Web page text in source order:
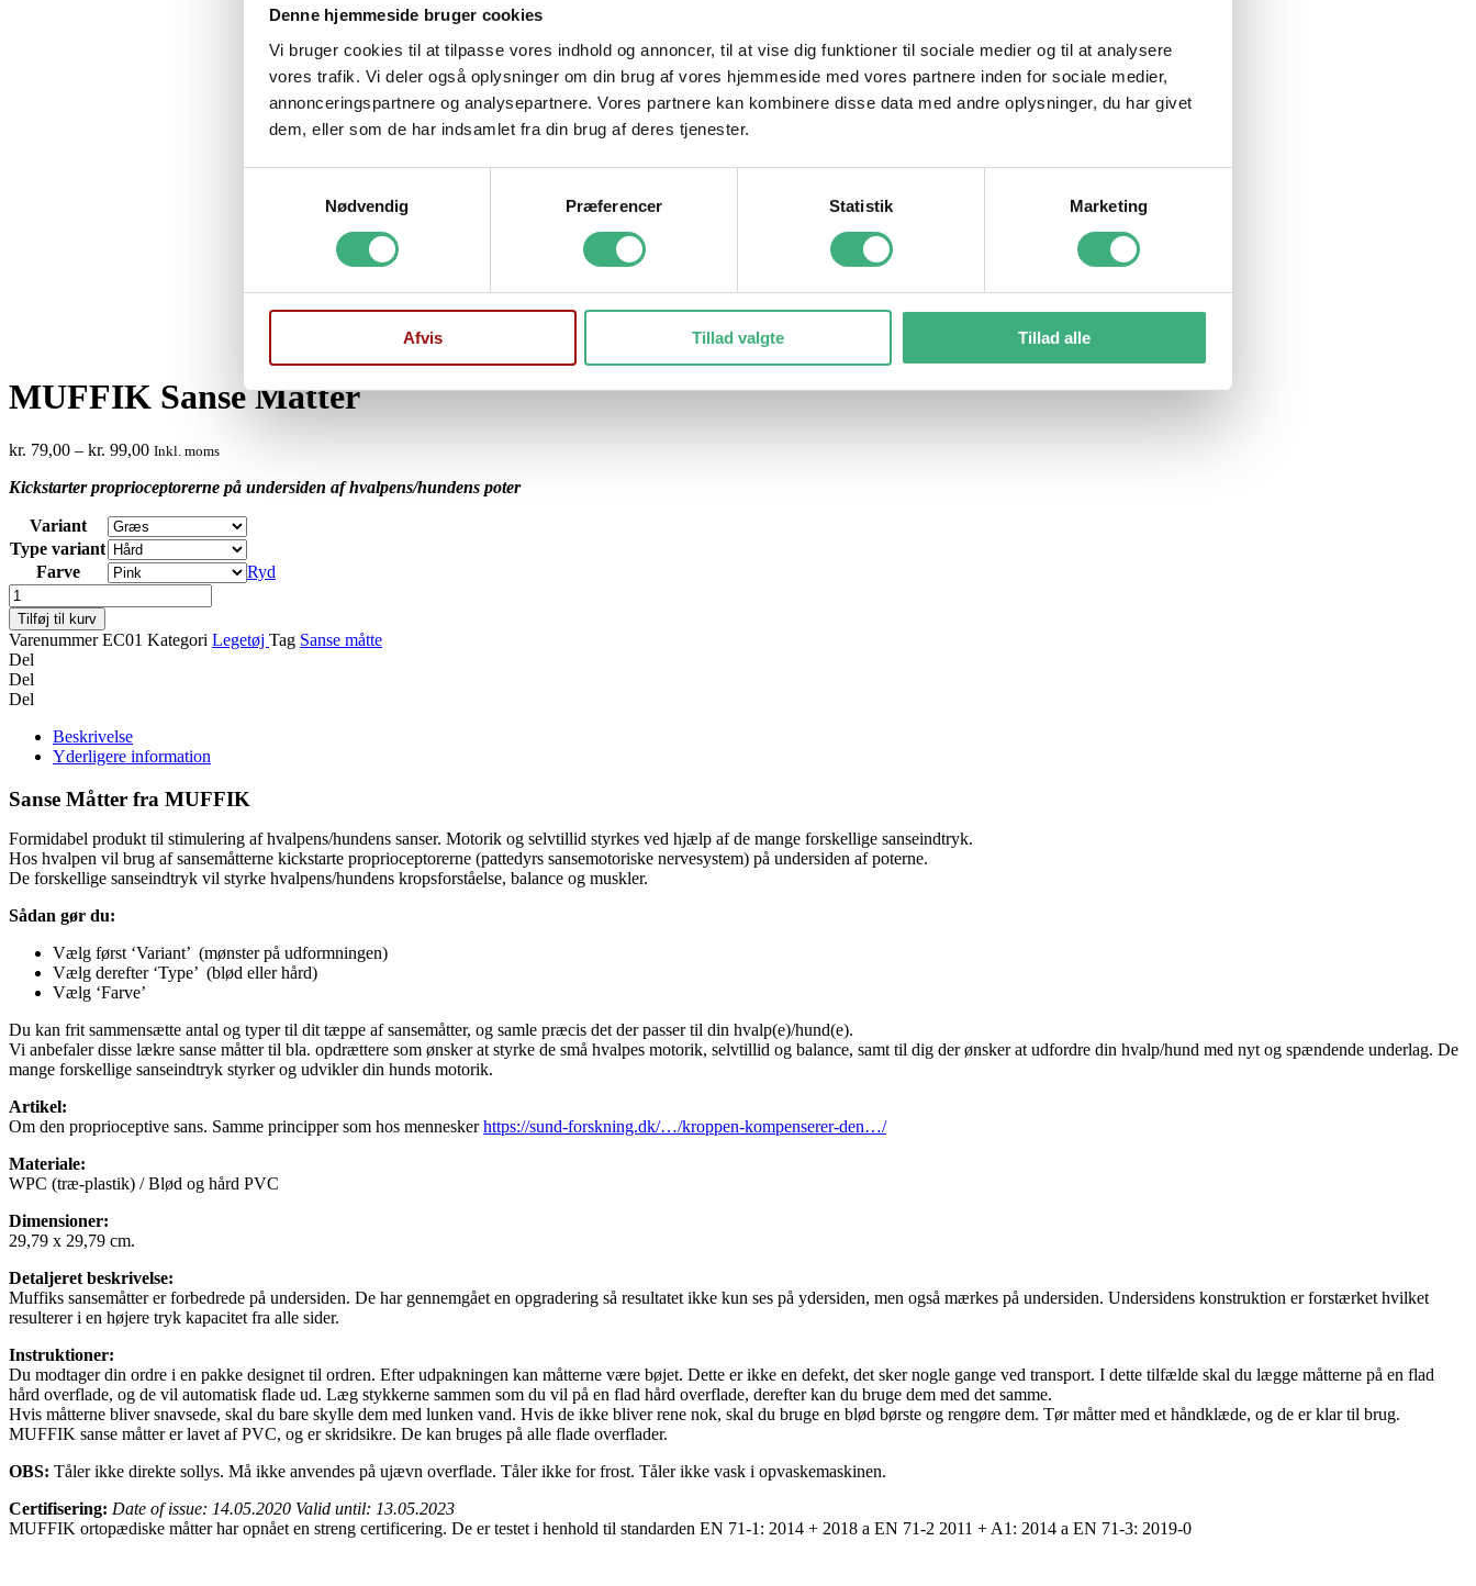
Denne hjemmeside bruger cookies
Vi bruger cookies til at tilpasse vores indhold og annoncer, til at vise dig funktioner til sociale medier og til at analysere
vores trafik. Vi deler også oplysninger om din brug af vores hjemmeside med vores partnere inden for sociale medier,
annonceringspartnere og analysepartnere. Vores partnere kan kombinere disse data med andre oplysninger, du har givet
dem, eller som de har indsamlet fra din brug af deres tjenester.
Nødvendig
Præferencer Statistik Marketing
Afvis Tillad valgte Tillad alle
MUFFIK Sanse Måtter
kr. 79,00 – kr. 99,00Prisinterval:
til
Inkl. moms
Kickstarter proprioceptorerne på undersiden af hvalpens/hundens poter
Variant
Type variant
Farve
Ryd
MUFFIK
Sanse
Måtter
antal
Tilføj til kurv
VarenummerEC01 Kategori Legetøj Tag Sanse måtte
Del
Del
Del
Beskrivelse
Yderligere information
Sanse Måtter fra MUFFIK
Formidabel produkt til stimulering af hvalpens/hundens sanser. Motorik og selvtillid styrkes ved hjælp af de mange forskellige sanseindtryk.
Hos hvalpen vil brug af sansemåtterne kickstarte proprioceptorerne (pattedyrs sansemotoriske nervesystem) på undersiden af poterne.
De forskellige sanseindtryk vil styrke hvalpens/hundens kropsforståelse, balance og muskler.
Sådan gør du:
Vælg først ‘Variant’ (mønster på udformningen)
Vælg derefter ‘Type’ (blød eller hård)
Vælg ‘Farve’
Du kan frit sammensætte antal og typer til dit tæppe af sansemåtter, og samle præcis det der passer til din hvalp(e)/hund(e).
Vi anbefaler disse lækre sanse måtter til bla. opdrættere som ønsker at styrke de små hvalpes motorik, selvtillid og balance, samt til dig der ønsker at udfordre din hvalp/hund med nyt og spændende underlag. De
mange forskellige sanseindtryk styrker og udvikler din hunds motorik.
Artikel:
Om den proprioceptive sans. Samme principper som hos menneskerhttps://sund-forskning.dk/…/kroppen-kompenserer-den…/
Materiale:
WPC (træ-plastik) / Blød og hård PVC
Dimensioner:
29,79 x 29,79 cm.
Detaljeret beskrivelse:
Muffiks sansemåtter er forbedrede på undersiden. De har gennemgået en opgradering så resultatet ikke kun ses på ydersiden, men også mærkes på undersiden. Undersidens konstruktion er forstærket hvilket
resulterer i en højere tryk kapacitet fra alle sider.
Instruktioner:
Du modtager din ordre i en pakke designet til ordren. Efter udpakningen kan måtterne være bøjet. Dette er ikke en defekt, det sker nogle gange ved transport. I dette tilfælde skal du lægge måtterne på en flad
hård overflade, og de vil automatisk flade ud. Læg stykkerne sammen som du vil på en flad hård overflade, derefter kan du bruge dem med det samme.
Hvis måtterne bliver snavsede, skal du bare skylle dem med lunken vand. Hvis de ikke bliver rene nok, skal du bruge en blød børste og rengøre dem. Tør måtter med et håndklæde, og de er klar til brug.
MUFFIK sanse måtter er lavet af PVC, og er skridsikre. De kan bruges på alle flade overflader.
OBS: Tåler ikke direkte sollys. Må ikke anvendes på ujævn overflade. Tåler ikke for frost. Tåler ikke vask i opvaskemaskinen.
Certifisering: Date of issue: 14.05.2020 Valid until: 13.05.2023
MUFFIK ortopædiske måtter har opnået en streng certificering. De er testet i henhold til standarden EN 71-1: 2014 + 2018 a EN 71-2 2011 + A1: 2014 a EN 71-3: 2019-0